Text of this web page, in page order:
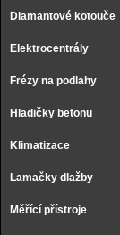
Diamantové kotouče
Elektrocentrály
Frézy na podlahy
Hladičky betonu
Klimatizace
Lamačky dlažby
Měřící přístroje